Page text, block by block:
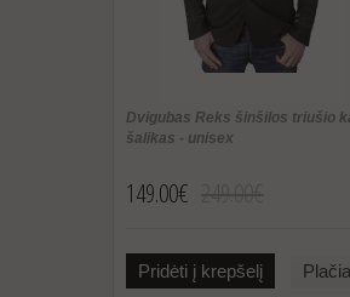
Dvigubas Reks šinšilos triušio
šalikas - unisex
149.00€
Pridėti į krepšelį